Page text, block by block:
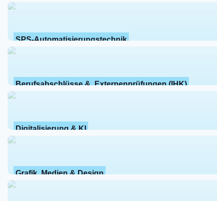
SPS-Automatisierungstechnik
Berufsabschlüsse &  Externenprüfungen (IHK)
Digitalisierung & KI
Grafik, Medien & Design